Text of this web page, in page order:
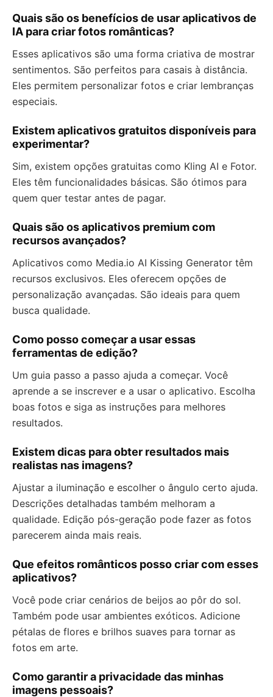
Quais são os benefícios de usar aplicativos de
IA para criar fotos românticas?
Esses aplicativos são uma forma criativa de mostrar
sentimentos. São perfeitos para casais à distância.
Eles permitem personalizar fotos e criar lembranças
especiais.
Existem aplicativos gratuitos disponíveis para
experimentar?
Sim, existem opções gratuitas como Kling AI e Fotor.
Eles têm funcionalidades básicas. São ótimos para
quem quer testar antes de pagar.
Quais são os aplicativos premium com
recursos avançados?
Aplicativos como Media.io AI Kissing Generator têm
recursos exclusivos. Eles oferecem opções de
personalização avançadas. São ideais para quem
busca qualidade.
Como posso começar a usar essas
ferramentas de edição?
Um guia passo a passo ajuda a começar. Você
aprende a se inscrever e a usar o aplicativo. Escolha
boas fotos e siga as instruções para melhores
resultados.
Existem dicas para obter resultados mais
realistas nas imagens?
Ajustar a iluminação e escolher o ângulo certo ajuda.
Descrições detalhadas também melhoram a
qualidade. Edição pós-geração pode fazer as fotos
parecerem ainda mais reais.
Que efeitos românticos posso criar com esses
aplicativos?
Você pode criar cenários de beijos ao pôr do sol.
Também pode usar ambientes exóticos. Adicione
pétalas de flores e brilhos suaves para tornar as
fotos em arte.
Como garantir a privacidade das minhas
imagens pessoais?